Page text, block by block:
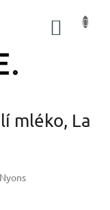
mléko, La